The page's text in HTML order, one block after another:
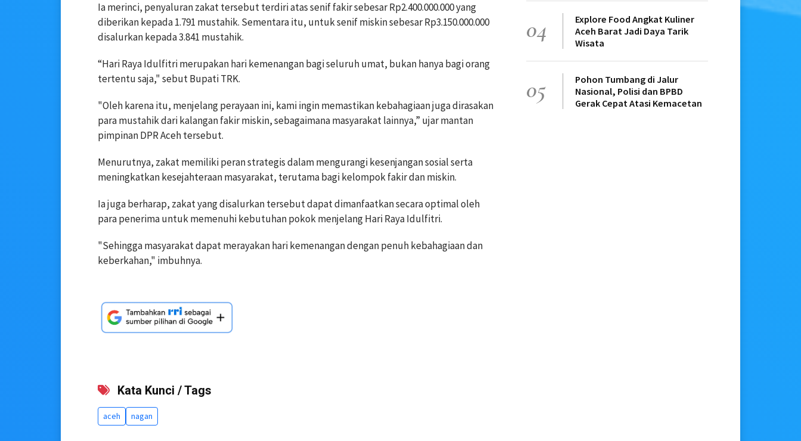
Ia merinci, penyaluran zakat tersebut terdiri atas senif fakir sebesar Rp2.400.000.000 yang
diberikan kepada 1.791 mustahik. Sementara itu, untuk senif miskin sebesar Rp3.150.000.000
disalurkan kepada 3.841 mustahik.
“Hari Raya Idulfitri merupakan hari kemenangan bagi seluruh umat, bukan hanya bagi orang
tertentu saja," sebut Bupati TRK.
"Oleh karena itu, menjelang perayaan ini, kami ingin memastikan kebahagiaan juga dirasakan
para mustahik dari kalangan fakir miskin, sebagaimana masyarakat lainnya,” ujar mantan
pimpinan DPR Aceh tersebut.
Menurutnya, zakat memiliki peran strategis dalam mengurangi kesenjangan sosial serta
meningkatkan kesejahteraan masyarakat, terutama bagi kelompok fakir dan miskin.
Ia juga berharap, zakat yang disalurkan tersebut dapat dimanfaatkan secara optimal oleh
para penerima untuk memenuhi kebutuhan pokok menjelang Hari Raya Idulfitri.
"Sehingga masyarakat dapat merayakan hari kemenangan dengan penuh kebahagiaan dan
keberkahan," imbuhnya.
Kata Kunci / Tags
aceh nagan
04
Explore Food Angkat Kuliner
Aceh Barat Jadi Daya Tarik
Wisata
05
Pohon Tumbang di Jalur
Nasional, Polisi dan BPBD
Gerak Cepat Atasi Kemacetan